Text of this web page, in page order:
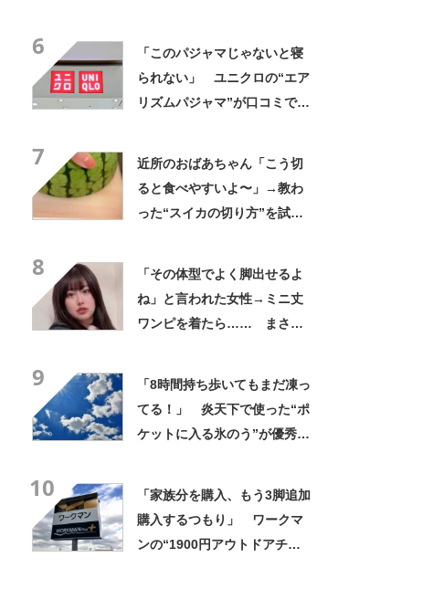
6
「このパジャマじゃないと寝
られない」 ユニクロの“エア
リズムパジャマ”が口コミで好
7
近所のおばあちゃん「こう切
ると食べやすいよ〜」→教わ
った“スイカの切り方”を試し
8
「その体型でよく脚出せるよ
ね」と言われた女性→ミニ丈
ワンピを着たら…… まさか
9
「8時間持ち歩いてもまだ凍っ
てる！」 炎天下で使った“ポ
ケットに入る氷のう”が優秀す
10
「家族分を購入、もう3脚追加
購入するつもり」 ワークマ
ンの“1900円アウトドアチェ